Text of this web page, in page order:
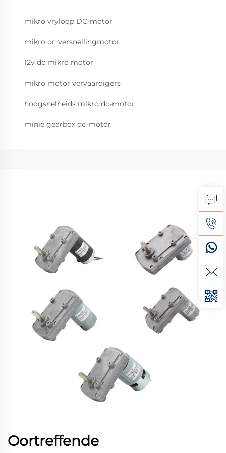
mikro vryloop DC-motor
mikro dc versnellingmotor
12v dc mikro motor
mikro motor vervaardigers
hoogsnelheids mikro dc-motor
minie gearbox dc-motor
Oortreffende